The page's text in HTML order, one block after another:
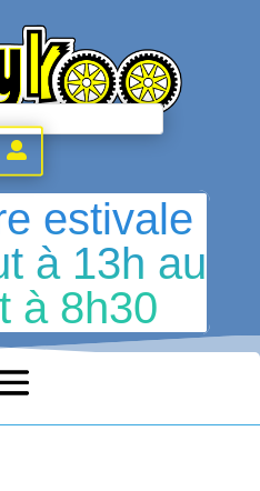
estivale
à 13h au
à 8h30